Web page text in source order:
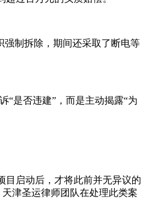
强制拆除，期间还采取了断电等
“是否违建”，而是主动揭露“为
目启动后，才将此前并无异议的
津圣运律师团队在处理此类案